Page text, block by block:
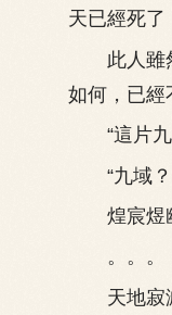
天已經死了
此人雖然
如何，已經
“這片九
“九域？
煌宸煜幽
。。。
天地寂滅